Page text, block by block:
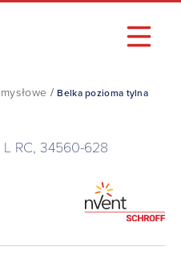
/Belka pozioma tylna
RC, 34560-628